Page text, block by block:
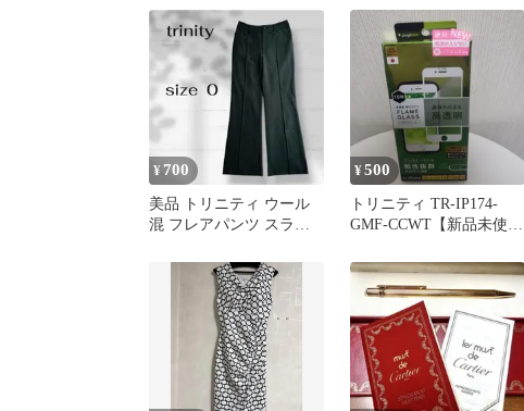
ス
¥700
美品 トリニティ ウール
混 フレアパンツ スラッ
¥500
トリニティ TR-IP174-
GMF-CCWT【新品未使